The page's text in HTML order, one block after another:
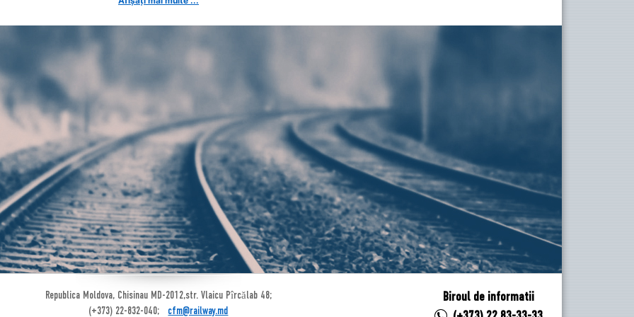
Republica Moldova, Chisinau MD-2012,str. Vlaicu Pîrcălab 48;
(+373) 22-832-040; cfm@railway.md
Biroul de informatii